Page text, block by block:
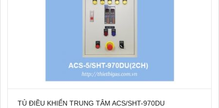
TỦ ĐIỀU KHIỂN TRUNG TÂM ACS/SHT-970DU